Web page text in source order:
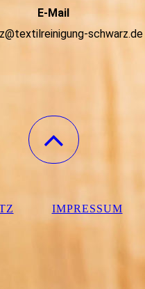
E-Mail
schwarz.de
IMPRESSUM